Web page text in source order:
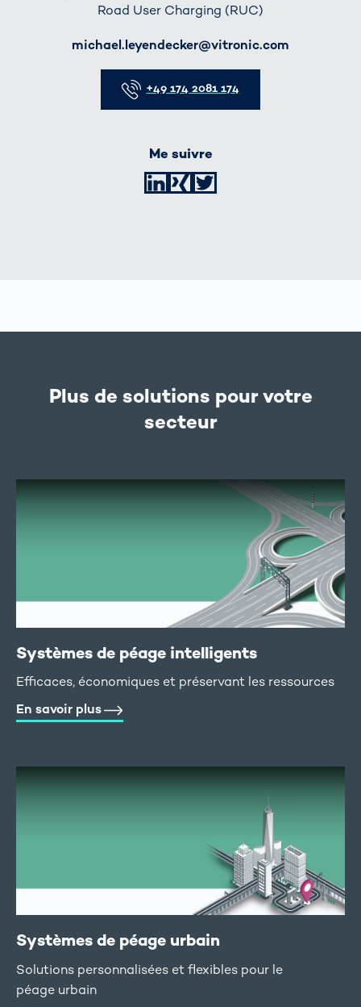
Road User Charging (RUC)
michael.leyendecker@vitronic.com
+49 174 2081 174
Me suivre
LinkedIn
Plus de solutions pour votre
secteur
Systèmes de péage intelligents
Efficaces, économiques et préservant les ressources
En savoir plus
Systèmes de péage urbain
Solutions personnalisées et flexibles pour le
péage urbain